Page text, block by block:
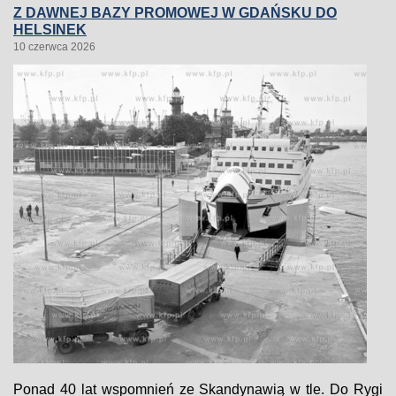
Z DAWNEJ BAZY PROMOWEJ W GDAŃSKU DO
HELSINEK
10 czerwca 2026
Ponad 40 lat wspomnień ze Skandynawią w tle. Do Rygi